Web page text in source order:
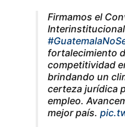
Firmamos el
Interinstitucional
fortalecimiento
competitividad
brindando un
certeza jurídica
empleo.
mejor país.